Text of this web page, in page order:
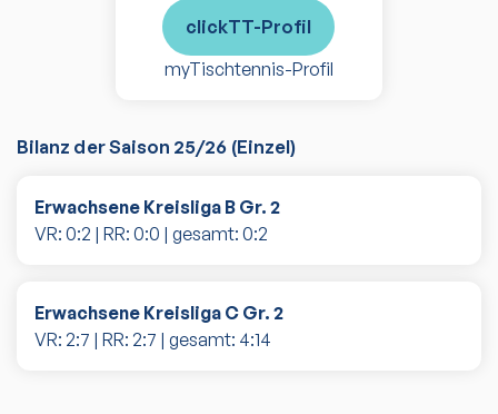
clickTT-Profil
myTischtennis-Profil
Bilanz der Saison 25/26 (Einzel)
Erwachsene Kreisliga B Gr. 2
VR: 0:2 | RR: 0:0 | gesamt: 0:2
Erwachsene Kreisliga C Gr. 2
VR: 2:7 | RR: 2:7 | gesamt: 4:14